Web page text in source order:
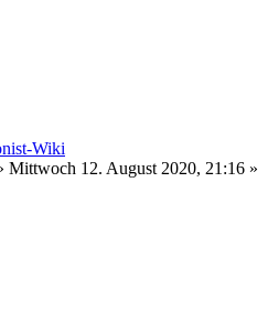
Wiki
Mittwoch 12. August 2020, 21:16 »